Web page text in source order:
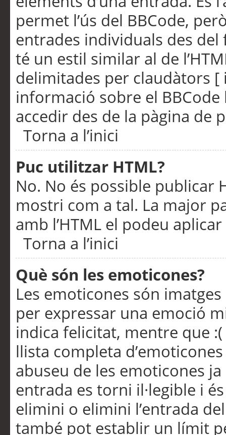
permet l’ús del BBCode,
entrades individuals des
té un estil similar al de
delimitades per claudàtors [
informació sobre el
accedir des de la pàgina de
Torna a l’inici
Puc utilitzar HTML?
No. No és possible publicar
mostri com a tal. La major
amb l’HTML el podeu
Torna a l’inici
Què són les emoticones?
Les emoticones són
per expressar una emoció
indica felicitat, mentre que
llista completa
abuseu de les emoticones
entrada es torni il·legible i
elimini o elimini l’entrada
també pot establir un límit